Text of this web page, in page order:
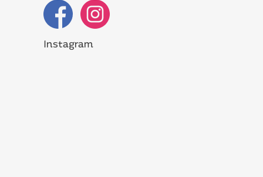
Instagram